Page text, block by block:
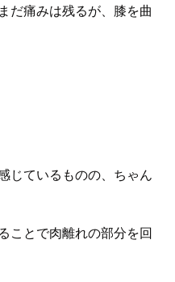
だ痛みは残るが、膝を曲
じているものの、ちゃん
ことで肉離れの部分を回